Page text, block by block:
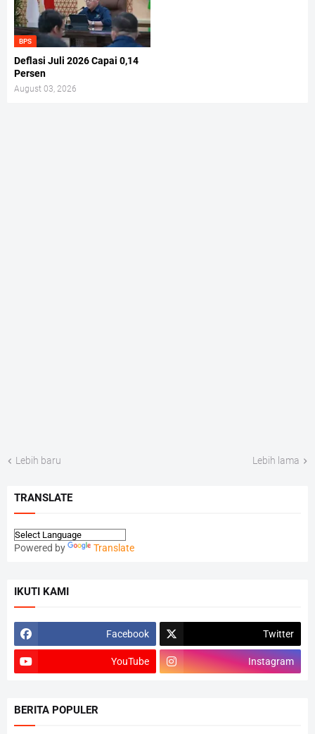
BPS
Deflasi Juli 2026 Capai 0,14
Persen
August 03, 2026
Lebih baru Lebih lama
TRANSLATE
Powered by Translate
IKUTI KAMI
Facebook Twitter
YouTube Instagram
BERITA POPULER